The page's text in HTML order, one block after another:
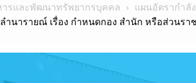
ารและพัฒนาทรัพยากรบุคคล
แผนอัตรากำลั
ำนารายณ์ เรื่อง กำหนดกอง สำนัก หรือส่วนร